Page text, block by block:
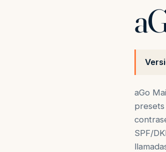
aGo
SPF/